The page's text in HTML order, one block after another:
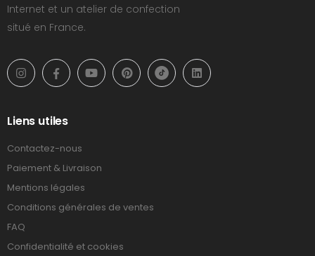
Internet et un atelier de confection
situé en France.
Liens utiles
Contactez-nous
Paiement & Livraison
Mentions légales
Conditions générales de ventes
FAQ
Confidentialité et cookies